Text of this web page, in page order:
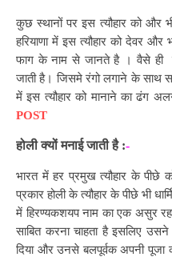
कुछ स्थानों पर इस त्यौहार को और
हरियाणा में इस त्यौहार को देवर और
फाग के नाम से जानते है । वैसे ही
जाती है। जिसमे रंगो लगाने के साथ
में इस त्यौहार को मानाने का ढंग
POST
होली क्यों मनाई जाती है :-
भारत में हर प्रमुख त्यौहार के पीछे
प्रकार होली के त्यौहार के पीछे भी
में हिरण्यकशयप नाम का एक असुर
साबित करना चाहता है इसलिए
दिया और उनसे बलपूर्वक अपनी